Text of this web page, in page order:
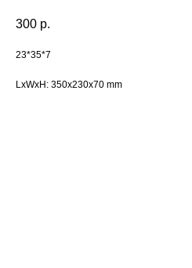
300 р.
23*35*7
LxWxH: 350x230x70 mm